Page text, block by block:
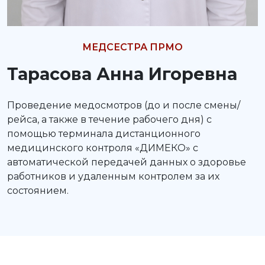
МЕДСЕСТРА ПРМО
Тарасова Анна Игоревна
Проведение медосмотров (до и после смены/
рейса, а также в течение рабочего дня) с
помощью терминала дистанционного
медицинского контроля «ДИМЕКО» с
автоматической передачей данных о здоровье
работников и удаленным контролем за их
состоянием.